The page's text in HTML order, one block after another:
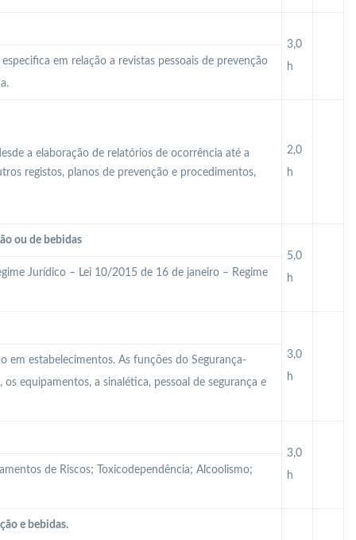
3,0
h
em relação a revistas pessoais de prevenção
a elaboração de relatórios de ocorrência até a
registos, planos de prevenção e procedimentos,
2,0
h
ou de bebidas
5,0
h
Jurídico – Lei 10/2015 de 16 de janeiro – Regime
3,0
h
em estabelecimentos. As funções do Segurança-
equipamentos, a sinalética, pessoal de segurança e
3,0
h
de Riscos; Toxicodependência; Alcoolismo;
e bebidas.